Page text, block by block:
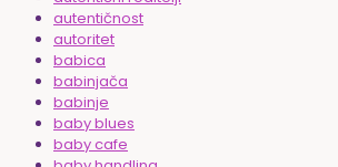
autentičnost
autoritet
babica
babinjača
babinje
baby blues
baby cafe